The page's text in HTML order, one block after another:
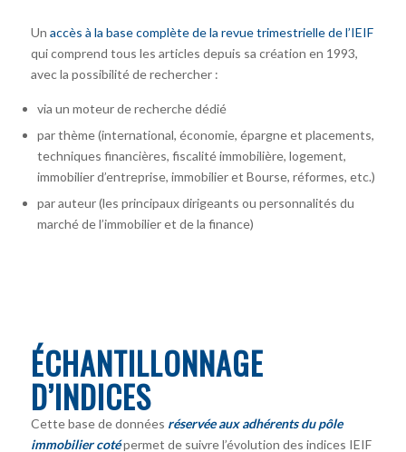
Un accès à la base complète de la revue trimestrielle de l’IEIF
qui comprend tous les articles depuis sa création en 1993,
avec la possibilité de rechercher :
via un moteur de recherche dédié
par thème (international, économie, épargne et placements,
techniques financières, fiscalité immobilière, logement,
immobilier d’entreprise, immobilier et Bourse, réformes, etc.)
par auteur (les principaux dirigeants ou personnalités du
marché de l’immobilier et de la finance)
ÉCHANTILLONNAGE
D’INDICES
Cette base de données réservée aux adhérents du pôle
immobilier coté permet de suivre l’évolution des indices IEIF